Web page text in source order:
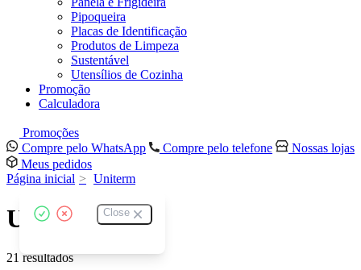
Pipoqueira
Placas de Identificação
Produtos de Limpeza
Sustentável
Utensílios de Cozinha
Promoção
Calculadora
Promoções
Compre pelo WhatsApp
Compre pelo telefone
Nossas lojas
Meus pedidos
Close
Página inicial Uniterm
Uniterm
21 resultados